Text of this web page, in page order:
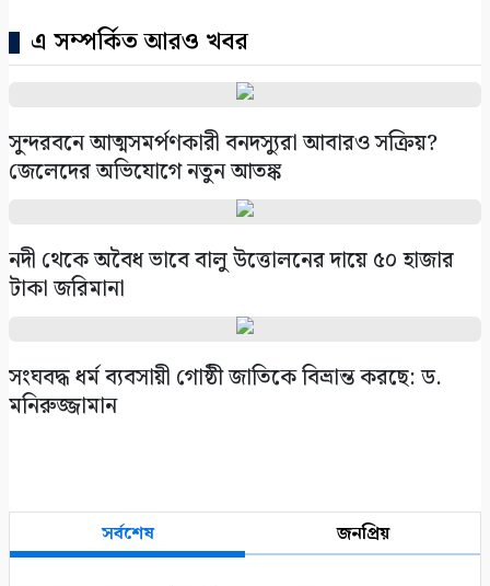
এ সম্পর্কিত আরও খবর
সুন্দরবনে আত্মসমর্পণকারী বনদস্যুরা আবারও সক্রিয়?
জেলেদের অভিযোগে নতুন আতঙ্ক
নদী থেকে অবৈধ ভাবে বালু উত্তোলনের দায়ে ৫০ হাজার
টাকা জরিমানা
সংঘবদ্ধ ধর্ম ব্যবসায়ী গোষ্ঠী জাতিকে বিভ্রান্ত করছে: ড.
মনিরুজ্জামান
সর্বশেষ জনপ্রিয়